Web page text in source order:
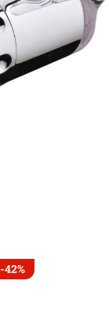
-42%